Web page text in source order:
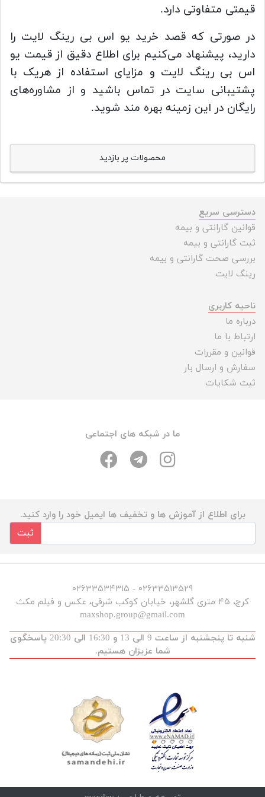
قیمتی متفاوتی دارد.
در صورتی که قصد خرید یو اس بی رینگ لایت را
دارید، پیشنهاد می‌کنیم برای اطلاع دقیق از قیمت یو
اس بی رینگ لایت و مزایای استفاده از هریک با
پشتیبانی سایت در تماس باشید و از مشاوره‌های
رایگان در این زمینه بهره مند شوید.
محصولات پر بازدید
دسترسی سریع
قوانین گارانتی و بیمه
ثبت گارانتی و بیمه
بررسی صحت گارانتی و بیمه
رینگ لایت
ناحیه کاربری
درباره ما
ارتباط با ما
قوانین و مقررات
سفارش و ارسال بار
ثبت شکایات
ما در شبکه های اجتماعی
برای اطلاع از آموزش ها و تخفیف ها ایمیل خود را وارد کنید.
ثبت
۰۲۶۳۳۵۱۳۵۲۹ - ۰۲۶۳۳۵۳۴۳۱۵
کرج، ۴۵ متری گلشهر، خیابان کوکب شرقی، عکس و فیلم مکث
maxshop.group@gmail.com
شنبه تا پنجشنبه از ساعت 9 الی 13 و 16:30 الی 20:30 پاسخگوی
شما عزیزان هستیم.